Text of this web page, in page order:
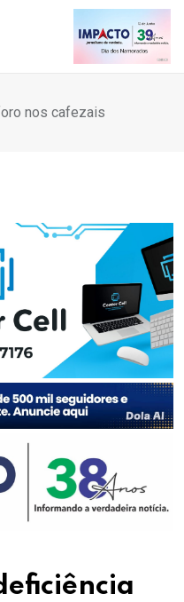
nos cafezais